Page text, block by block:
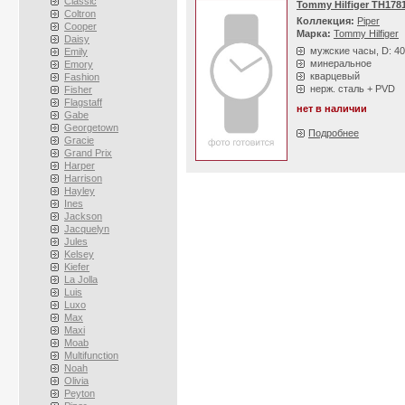
Coltron
Cooper
Daisy
Emily
Emory
Fashion
Fisher
Flagstaff
Gabe
Georgetown
Gracie
Grand Prix
Harper
Harrison
Hayley
Ines
Jackson
Jacquelyn
Jules
Kelsey
Kiefer
La Jolla
Luis
Luxo
Max
Maxi
Moab
Multifunction
Noah
Olivia
Peyton
Tommy Hilfiger
Коллекция: Piper
Марка: Tommy Hilfiger
мужские часы, D:
минеральное
кварцевый
нерж. сталь + PVD
нет в наличии
Подробнее